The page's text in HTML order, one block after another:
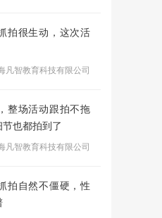
拍很生动，这次活
凡智教育科技有限公司
整场活动跟拍不拖
也都拍到了
凡智教育科技有限公司
拍自然不僵硬，性